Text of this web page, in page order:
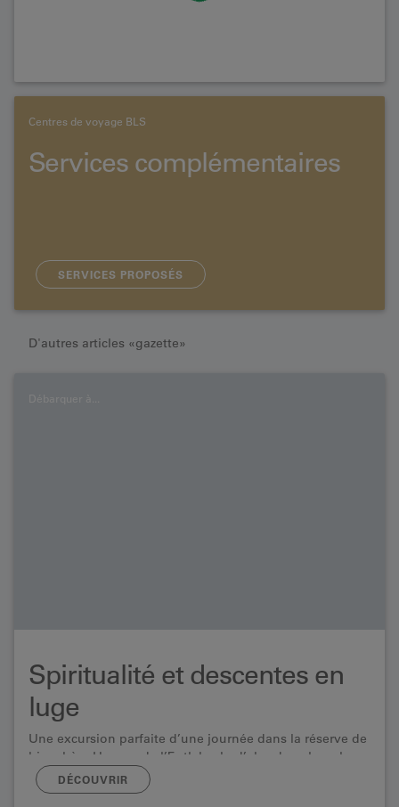
Centres de voyage BLS
Services complémentaires
SERVICES PROPOSÉS
D'autres articles «gazette»
Spiritualité et descentes en
luge
Une excursion parfaite d’une journée dans la réserve de
biosphère Unesco de l’Entlebuch: d’abord explorer la
culture à Schüpfheim, puis admirer la nature à
Sörenberg.
DÉCOUVRIR